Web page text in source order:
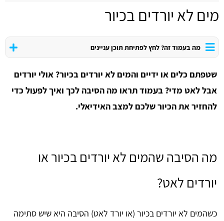
מים לא יורדים בכיור
מה בעמוד זה? לחץ לפתיחת תוכן עניינים
שטפתם כלים או ידיים והמים לא יורדים בכיור? אולי יורדים
אבל לאט מדי? בעמוד תראו מה הסיבה לכך ואיך לפעול כדי
להחזיר את הכיור שלכם למצב האידיאלי.
מה הסיבה שהמים לא יורדים בכיור או
יורדים לאט?
כשהמים לא יורדים בכיור (או יורד לאט) הסיבה היא שיש סתימה